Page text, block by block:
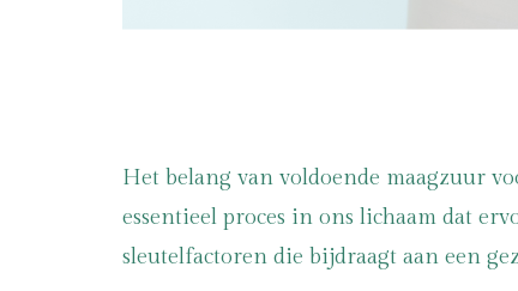
Het belang van voldoende maagzuur
essentieel proces in ons lichaam dat
sleutelfactoren die bijdraagt aan een